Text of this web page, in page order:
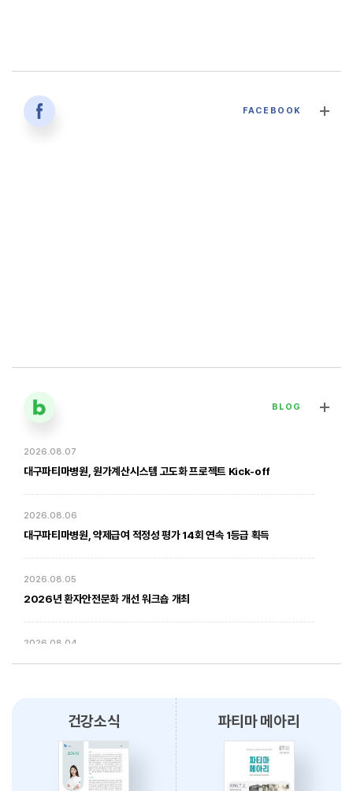
[대구파티마병원] 심장혈관흉부외과 김병호 의무원장 인터뷰 | 진료·
전문분야 이야기
2026. 01. 20
FACEBOOK
BLOG
2026.08.07
대구파티마병원, 원가계산시스템 고도화 프로젝트 Kick-off
2026.08.06
대구파티마병원, 약제급여 적정성 평가 14회 연속 1등급 획득
2026.08.05
2026년 환자안전문화 개선 워크숍 개최
2026.08.04
대구파티마병원, 동부도서관에서 '우리 아이 발달 체크리스트' 건강강좌
2026.08.03
대구파티마병원, 개원 70주년 기념 『미션, 파티마에서 빛나다』 발간
축하식 개최
건강소식 파티마 메아리